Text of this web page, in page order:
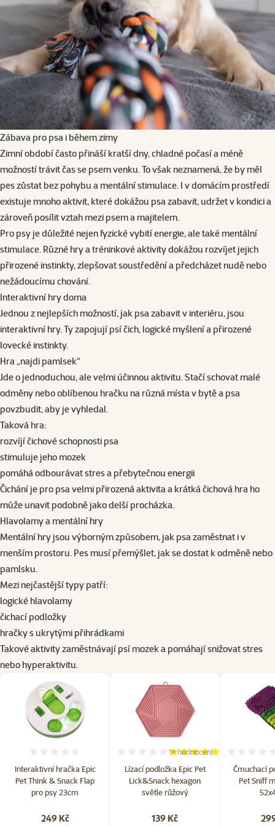
Zábava pro psa i během zimy
Zimní období často přináší kratší dny, chladné počasí a méně
možností trávit čas se psem venku. To však neznamená, že by měl
pes zůstat bez pohybu a mentální stimulace. I v domácím prostředí
existuje mnoho aktivit, které dokážou psa zabavit, udržet v kondici a
zároveň posílit vztah mezi psem a majitelem.
Pro psy je důležité nejen fyzické vybití energie, ale také mentální
stimulace. Různé hry a tréninkové aktivity dokážou rozvíjet jejich
přirozené instinkty, zlepšovat soustředění a předcházet nudě nebo
nežádoucímu chování.
Interaktivní hry doma
Jednou z nejlepších možností, jak psa zabavit v interiéru, jsou
interaktivní hry. Ty zapojují psí čich, logické myšlení a přirozené
lovecké instinkty.
Hra „najdi pamlsek“
Jde o jednoduchou, ale velmi účinnou aktivitu. Stačí schovat malé
odměny nebo oblíbenou hračku na různá místa v bytě a psa
povzbudit, aby je vyhledal.
Taková hra:
rozvíjí čichové schopnosti psa
stimuluje jeho mozek
pomáhá odbourávat stres a přebytečnou energii
Čichání je pro psa velmi přirozená aktivita a krátká čichová hra ho
může unavit podobně jako delší procházka.
Hlavolamy a mentální hry
Mentální hry jsou výborným způsobem, jak psa zaměstnat i v
menším prostoru. Pes musí přemýšlet, jak se dostat k odměně nebo
pamlsku.
Mezi nejčastější typy patří:
logické hlavolamy
čichací podložky
hračky s ukrytými přihrádkami
Takové aktivity zaměstnávají psí mozek a pomáhají snižovat stres
nebo hyperaktivitu.
Interaktivní hračka Epic
Pet Think & Snack Flap
pro psy 23cm
249 Kč
Lízací podložka Epic Pet
Lick&Snack hexagon
světle růžový
Hodnocení 100%, počet
1×hodnocení
139 Kč
Čmuchací
Pet Sniff